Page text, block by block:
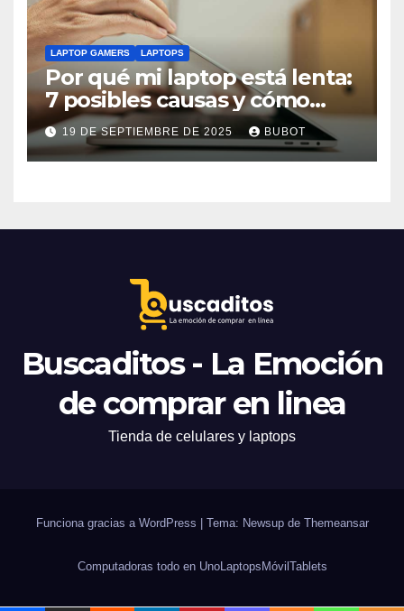
LAPTOP GAMERS LAPTOPS
Por qué mi laptop está lenta:
7 posibles causas y cómo
solucionarlas
19 DE SEPTIEMBRE DE 2025 BUBOT
Buscaditos - La Emoción
de comprar en linea
Tienda de celulares y laptops
Funciona gracias a WordPress | Tema: Newsup de Themeansar
Computadoras todo en UnoLaptops Móvil Tablets